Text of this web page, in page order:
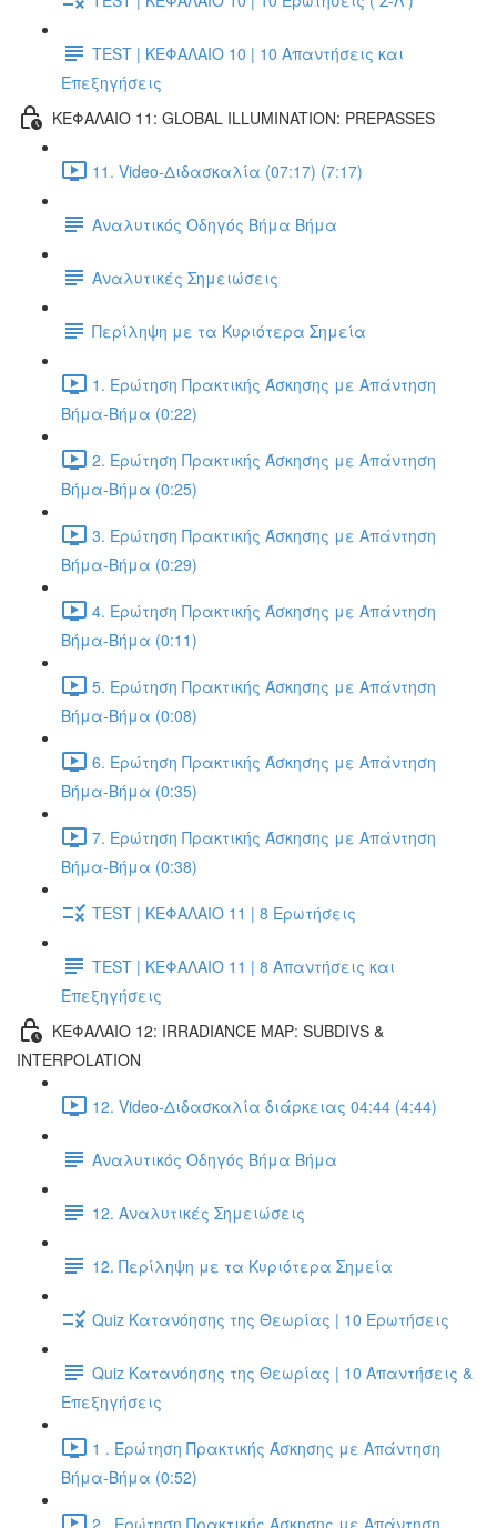
TEST | ΚΕΦΑΛΑΙΟ 10 | 10 Απαντήσεις και
Επεξηγήσεις
ΚΕΦΑΛΑΙΟ 11: GLOBAL ILLUMINATION: PREPASSES
11. Video-Διδασκαλία (07:17) (7:17)
Αναλυτικός Οδηγός Βήμα Βήμα
Αναλυτικές Σημειώσεις
Περίληψη με τα Κυριότερα Σημεία
1. Ερώτηση Πρακτικής Άσκησης με Απάντηση
Βήμα-Βήμα (0:22)
2. Ερώτηση Πρακτικής Άσκησης με Απάντηση
Βήμα-Βήμα (0:25)
3. Ερώτηση Πρακτικής Άσκησης με Απάντηση
Βήμα-Βήμα (0:29)
4. Ερώτηση Πρακτικής Άσκησης με Απάντηση
Βήμα-Βήμα (0:11)
5. Ερώτηση Πρακτικής Άσκησης με Απάντηση
Βήμα-Βήμα (0:08)
6. Ερώτηση Πρακτικής Άσκησης με Απάντηση
Βήμα-Βήμα (0:35)
7. Ερώτηση Πρακτικής Άσκησης με Απάντηση
Βήμα-Βήμα (0:38)
TEST | ΚΕΦΑΛΑΙΟ 11 | 8 Ερωτήσεις
TEST | ΚΕΦΑΛΑΙΟ 11 | 8 Απαντήσεις και
Επεξηγήσεις
ΚΕΦΑΛΑΙΟ 12: IRRADIANCE MAP: SUBDIVS &
INTERPOLATION
12. Video-Διδασκαλία διάρκειας 04:44 (4:44)
Αναλυτικός Οδηγός Βήμα Βήμα
12. Αναλυτικές Σημειώσεις
12. Περίληψη με τα Κυριότερα Σημεία
Quiz Κατανόησης της Θεωρίας | 10 Ερωτήσεις
Quiz Κατανόησης της Θεωρίας | 10 Απαντήσεις &
Επεξηγήσεις
1 . Ερώτηση Πρακτικής Άσκησης με Απάντηση
Βήμα-Βήμα (0:52)
2 . Ερώτηση Πρακτικής Άσκησης με Απάντηση